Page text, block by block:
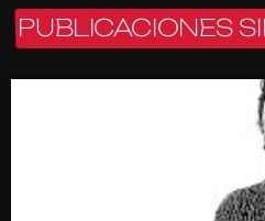
PUBLICACIONES